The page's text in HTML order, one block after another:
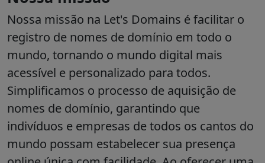
Nossa missão na Let's Domains é facilitar o
registro de nomes de domínio em todo o
mundo, tornando o mundo digital mais
acessível e personalizado para todos.
Simplificamos o processo de aquisição de
nomes de domínio, garantindo que
indivíduos e empresas de todos os cantos do
mundo possam estabelecer sua presença